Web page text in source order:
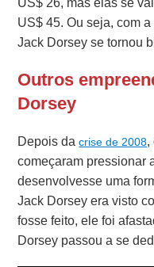
US$ 45. Ou seja, com
Jack Dorsey se tornou
Outros
Dorsey
Depois dacrise de 2008,
começaram pressionar
desenvolvesse uma
Jack Dorsey era visto
fosse feito, ele foi
Dorsey passou a se